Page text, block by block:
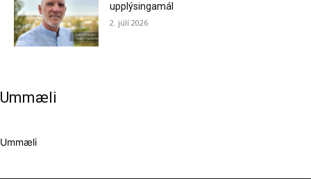
upplýsingamál
2. júlí 2026
Ummæli
Ummæli